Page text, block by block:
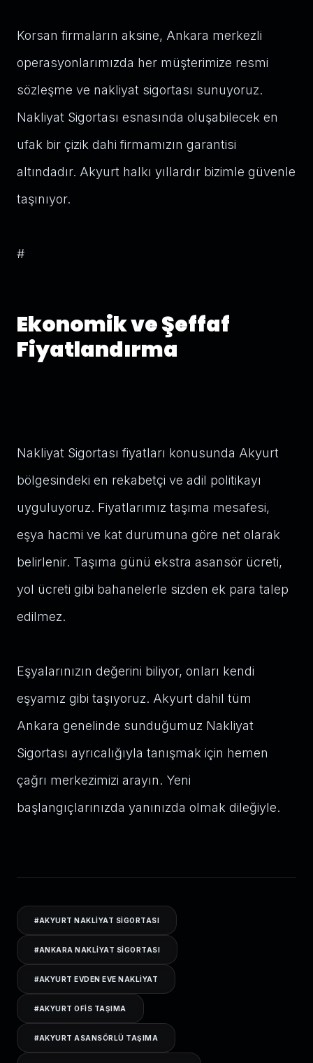
Korsan firmaların aksine, Ankara merkezli
operasyonlarımızda her müşterimize resmi
sözleşme ve nakliyat sigortası sunuyoruz.
Nakliyat Sigortası esnasında oluşabilecek en
ufak bir çizik dahi firmamızın garantisi
altındadır. Akyurt halkı yıllardır bizimle güvenle
taşınıyor.
#
Ekonomik ve Şeffaf
Fiyatlandırma
Nakliyat Sigortası fiyatları konusunda Akyurt
bölgesindeki en rekabetçi ve adil politikayı
uyguluyoruz. Fiyatlarımız taşıma mesafesi,
eşya hacmi ve kat durumuna göre net olarak
belirlenir. Taşıma günü ekstra asansör ücreti,
yol ücreti gibi bahanelerle sizden ek para talep
edilmez.
Eşyalarınızın değerini biliyor, onları kendi
eşyamız gibi taşıyoruz. Akyurt dahil tüm
Ankara genelinde sunduğumuz Nakliyat
Sigortası ayrıcalığıyla tanışmak için hemen
çağrı merkezimizi arayın. Yeni
başlangıçlarınızda yanınızda olmak dileğiyle.
#AKYURT NAKLIYAT SIGORTASI
#ANKARA NAKLIYAT SIGORTASI
#AKYURT EVDEN EVE NAKLIYAT
#AKYURT OFIS TAŞIMA
#AKYURT ASANSÖRLÜ TAŞIMA